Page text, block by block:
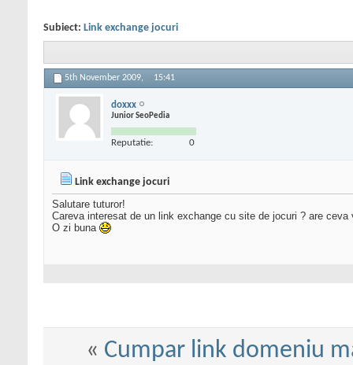
Subiect: Link exchange jocuri
5th November 2009, 15:41
doxxx
Junior SeoPedia
Reputatie: 0
Link exchange jocuri
Salutare tuturor!
Careva interesat de un link exchange cu site de jocuri ? are
O zi buna
« Cumpar link domeniu